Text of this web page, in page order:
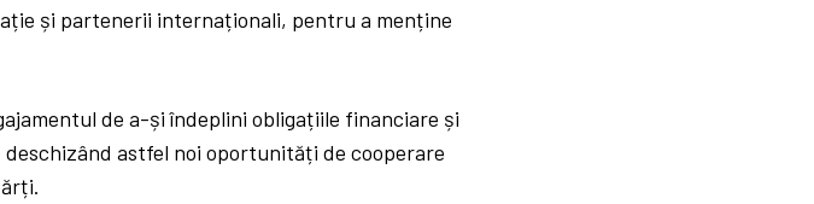
și partenerii internaționali, pentru a menține
de a-și îndeplini obligațiile financiare și
astfel noi oportunități de cooperare